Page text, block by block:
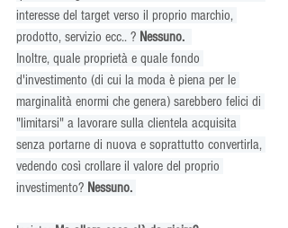
interesse del target verso il proprio marchio,
prodotto, servizio ecc.. ? Nessuno.
Inoltre, quale proprietà e quale fondo
d'investimento (di cui la moda è piena per le
marginalità enormi che genera) sarebbero felici di
"limitarsi" a lavorare sulla clientela acquisita
senza portarne di nuova e soprattutto convertirla,
vedendo così crollare il valore del proprio
investimento? Nessuno.